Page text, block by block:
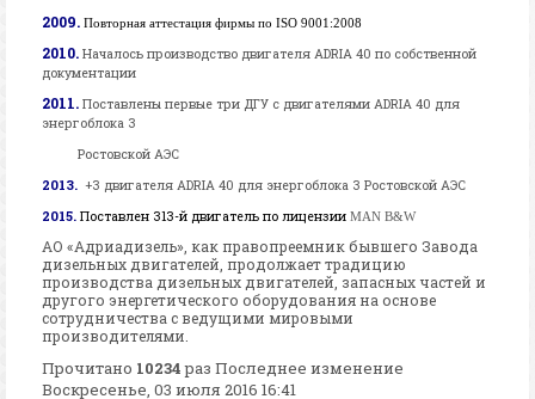
2009. Повторная аттестация фирмы по ISO 9001:2008
2010. Началось производство двигателя ADRIA 40 по собственной
документации
2011. Поставлены первые три ДГУ с двигателями ADRIA 40 для
энергоблока 3
Ростовской АЭС
2013. +3 двигателя ADRIA 40 для энергоблока 3 Ростовской АЭС
2015. Поставлен 313-й двигатель по лицензии MAN B&W
АО «Адриадизель», как правопреемник бывшего Завода
дизельных двигателей, продолжает традицию
производства дизельных двигателей, запасных частей и
другого энергетического оборудования на основе
сотрудничества с ведущими мировыми
производителями.
Прочитано 10234раз Последнее изменение
Воскресенье, 03 июля 2016 16:41